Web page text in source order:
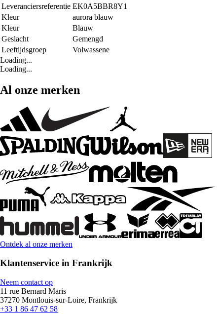
Leveranciersreferentie EK0A5BBR8Y1
Kleur
aurora blauw
Kleur
Blauw
Geslacht
Gemengd
Leeftijdsgroep
Volwassene
Loading...
Loading...
Al onze merken
Ontdek al onze merken
Klantenservice in Frankrijk
Neem contact op
11 rue Bernard Maris
37270 Montlouis-sur-Loire, Frankrijk
+33 1 86 47 62 58